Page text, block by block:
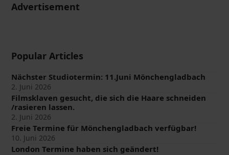
Advertisement
Popular Articles
Nächster Studiotermin: 11.Juni Mönchengladbach
2. Juni 2026
Filmsklaven gesucht, die sich die Haare schneiden
/rasieren lassen.
2. Juni 2026
Freie Termine für Mönchengladbach verfügbar!
10. Juni 2026
London Termine haben sich geändert!